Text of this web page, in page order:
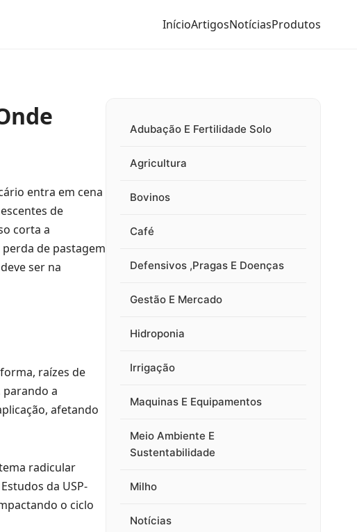
InícioArtigosNotíciasProdutos
entra em cena
de
corta a
de pastagem
ser na
raízes de
parando a
afetando
radicular
da USP-
o ciclo
Adubação E Fertilidade Solo
Agricultura
Bovinos
Café
Defensivos ,Pragas E Doenças
Gestão E Mercado
Hidroponia
Irrigação
Maquinas E Equipamentos
Meio Ambiente E
Sustentabilidade
Milho
Notícias